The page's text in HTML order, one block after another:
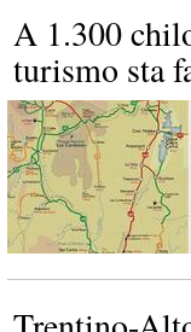
A 1.300
turismo sta